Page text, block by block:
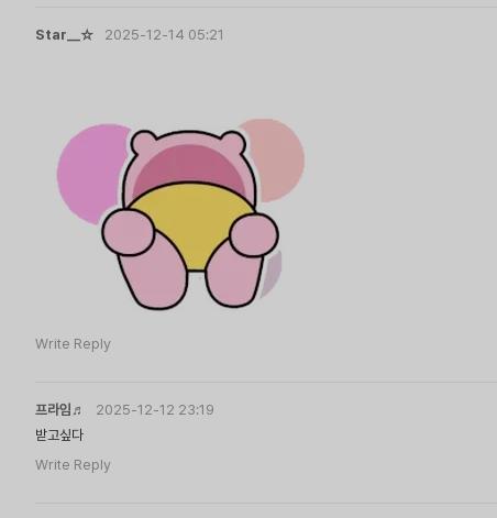
Star__☆ 2025-12-14 05:21
Write Reply
프라임♬
2025-12-12 23:19
받고싶다
Write Reply